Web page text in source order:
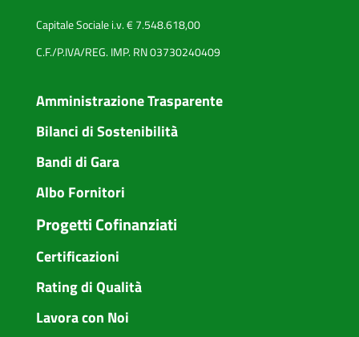
Capitale Sociale i.v. € 7.548.618,00
C.F./P.IVA/REG. IMP. RN 03730240409
Amministrazione Trasparente
Bilanci di Sostenibilità
Bandi di Gara
Albo Fornitori
Progetti Cofinanziati
Certificazioni
Rating di Qualità
Lavora con Noi